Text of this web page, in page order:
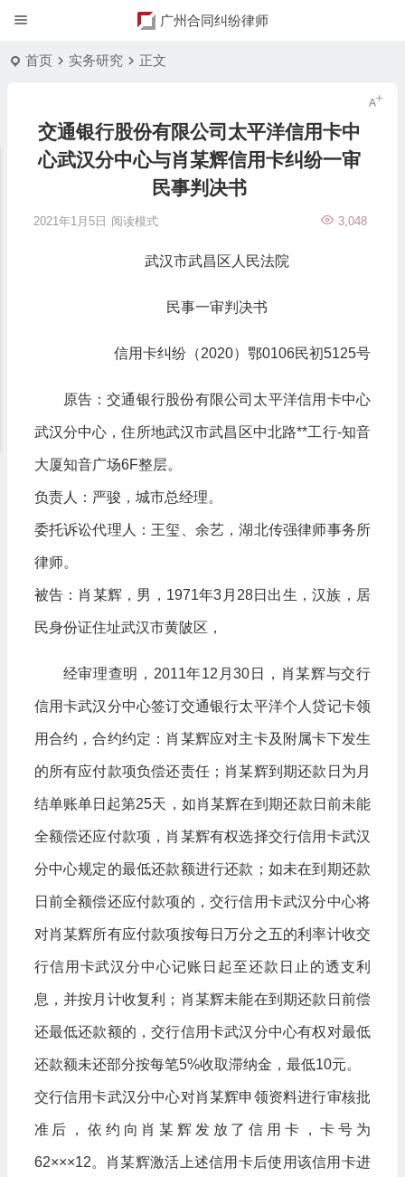
广州合同纠纷律师
首页 实务研究 正文
交通银行股份有限公司太平洋信用卡中
心武汉分中心与肖某辉信用卡纠纷一审
民事判决书
2021年1月5日 3,048
阅读模式
武汉市武昌区人民法院
民事一审判决书
信用卡纠纷（2020）鄂0106民初5125号
原告：交通银行股份有限公司太平洋信用卡中心
武汉分中心，住所地武汉市武昌区中北路**工行-知音
大厦知音广场6F整层。
负责人：严骏，城市总经理。
委托诉讼代理人：王玺、余艺，湖北传强律师事务所
律师。
被告：肖某辉，男，1971年3月28日出生，汉族，居
民身份证住址武汉市黄陂区，
经审理查明，2011年12月30日，肖某辉与交行
信用卡武汉分中心签订交通银行太平洋个人贷记卡领
用合约，合约约定：肖某辉应对主卡及附属卡下发生
的所有应付款项负偿还责任；肖某辉到期还款日为月
结单账单日起第25天，如肖某辉在到期还款日前未能
全额偿还应付款项，肖某辉有权选择交行信用卡武汉
分中心规定的最低还款额进行还款；如未在到期还款
日前全额偿还应付款项的，交行信用卡武汉分中心将
对肖某辉所有应付款项按每日万分之五的利率计收交
行信用卡武汉分中心记账日起至还款日止的透支利
息，并按月计收复利；肖某辉未能在到期还款日前偿
还最低还款额的，交行信用卡武汉分中心有权对最低
还款额未还部分按每笔5%收取滞纳金，最低10元。
交行信用卡武汉分中心对肖某辉申领资料进行审核批
准后，依约向肖某辉发放了信用卡，卡号为
62×××12。肖某辉激活上述信用卡后使用该信用卡进